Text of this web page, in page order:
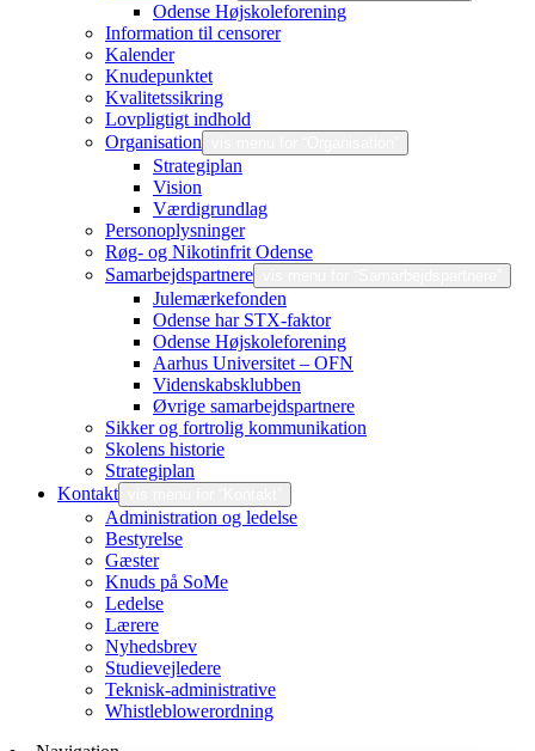
Odense Højskoleforening
Information til censorer
Kalender
Knudepunktet
Kvalitetssikring
Lovpligtigt indhold
Organisation
Strategiplan
Vision
Værdigrundlag
Personoplysninger
Røg- og Nikotinfrit Odense
Samarbejdspartnere
Julemærkefonden
Odense har STX-faktor
Odense Højskoleforening
Aarhus Universitet – OFN
Videnskabsklubben
Øvrige samarbejdspartnere
Sikker og fortrolig kommunikation
Skolens historie
Strategiplan
Kontakt
Administration og ledelse
Bestyrelse
Gæster
Knuds på SoMe
Ledelse
Lærere
Nyhedsbrev
Studievejledere
Teknisk-administrative
Whistleblowerordning